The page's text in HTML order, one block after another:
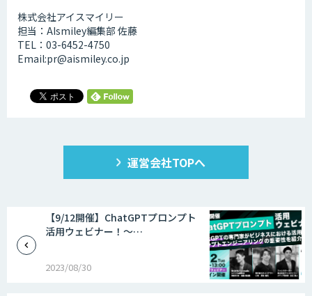
株式会社アイスマイリー
担当：AIsmiley編集部 佐藤
TEL：03-6452-4750
Email:pr@aismiley.co.jp
運営会社TOPへ
【9/12開催】ChatGPTプロンプト
活用ウェビナー！～…
2023/08/30